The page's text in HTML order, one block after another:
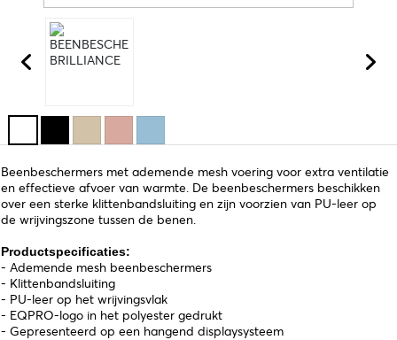
Beenbeschermers met ademende mesh voering voor extra ventilatie
en effectieve afvoer van warmte. De beenbeschermers beschikken
over een sterke klittenbandsluiting en zijn voorzien van PU-leer op
de wrijvingszone tussen de benen.
Productspecificaties:
- Ademende mesh beenbeschermers
- Klittenbandsluiting
- PU-leer op het wrijvingsvlak
- EQPRO-logo in het polyester gedrukt
- Gepresenteerd op een hangend displaysysteem